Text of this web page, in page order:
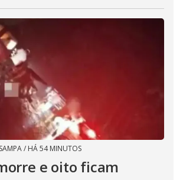
/ HÁ 54 MINUTOS
e oito ficam